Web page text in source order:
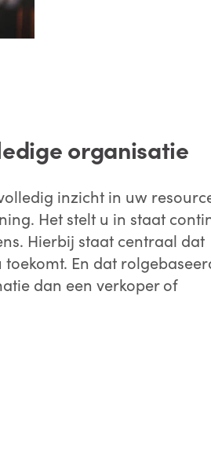
organisatie
inzicht in uw
Het stelt u in staat
Hierbij staat centraal dat
En dat
dan een verkoper of